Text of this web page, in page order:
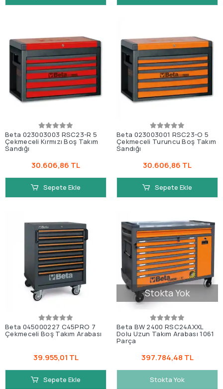
Beta 023003003 RSC23-R 5
Çekmeceli Kırmızı Boş Takım
Sandığı
30.606,86 TL
Sepete Ekle
Beta 023003001 RSC23-O 5
Çekmeceli Turuncu Boş Takım
Sandığı
30.606,86 TL
Sepete Ekle
Beta 045000227 C45PRO 7
Çekmeceli Boş Takım Arabası
39.955,01 TL
Sepete Ekle
Stokta Yok
Beta BW 2400 RSC24AXXL
Dolu Uzun Takım Arabası 1061
Parça
397.784,48 TL
Stokta Yok